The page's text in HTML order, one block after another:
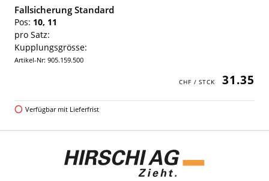
Fallsicherung Standard
Pos: 10, 11
pro Satz:
Kupplungsgrösse:
Artikel-Nr: 905.159.500
31.35
Verfügbar mit Lieferfrist